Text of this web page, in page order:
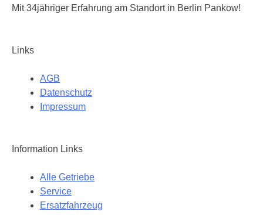
Mit 34jähriger Erfahrung am Standort in Berlin Pankow!
Links
AGB
Datenschutz
Impressum
Information Links
Alle Getriebe
Service
Ersatzfahrzeug